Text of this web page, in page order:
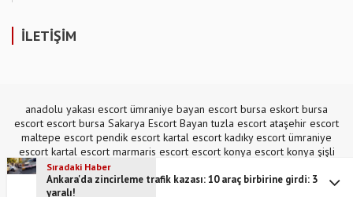
Sıradaki Haber
Ankara'da zincirleme trafik kazası: 10 araç birbirine girdi: 3
yaralı!
İLETİŞİM
anadolu yakası escort ümraniye bayan escort bursa eskort bursa
escort escort bursa Sakarya Escort Bayan tuzla escort ataşehir escort
maltepe escort pendik escort kartal escort kadıky escort ümraniye
escort kartal escort marmaris escort escort konya escort konya şişli